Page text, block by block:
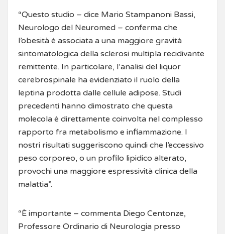
“Questo studio – dice Mario Stampanoni Bassi,
Neurologo del Neuromed – conferma che
l’obesità è associata a una maggiore gravità
sintomatologica della sclerosi multipla recidivante
remittente. In particolare, l’analisi del liquor
cerebrospinale ha evidenziato il ruolo della
leptina prodotta dalle cellule adipose. Studi
precedenti hanno dimostrato che questa
molecola è direttamente coinvolta nel complesso
rapporto fra metabolismo e infiammazione. I
nostri risultati suggeriscono quindi che l’eccessivo
peso corporeo, o un profilo lipidico alterato,
provochi una maggiore espressività clinica della
malattia”.
“È importante – commenta Diego Centonze,
Professore Ordinario di Neurologia presso